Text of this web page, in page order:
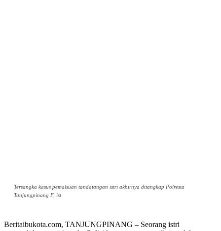
Tersangka kasus pemalsuan tandatangan istri akhirnya ditangkap Polresta
Tanjungpinang F, ist
Beritaibukota.com, TANJUNGPINANG – Seorang istri